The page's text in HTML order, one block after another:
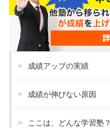
成績アップの実績
成績が伸びない原因
ここは、どんな学習塾？